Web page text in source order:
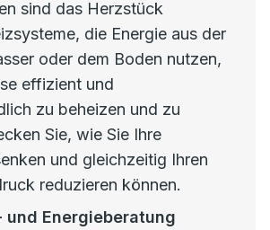
sind das Herzstück
die Energie aus der
oder dem Boden nutzen,
effizient und
zu beheizen und zu
Sie, wie Sie Ihre
und gleichzeitig Ihren
reduzieren können.
und Energieberatung